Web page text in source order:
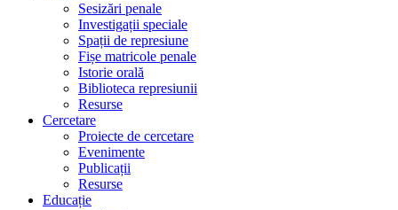
Sesizări penale
Investigații speciale
Spații de represiune
Fișe matricole penale
Istorie orală
Biblioteca represiunii
Resurse
Cercetare
Proiecte de cercetare
Evenimente
Publicații
Resurse
Educație